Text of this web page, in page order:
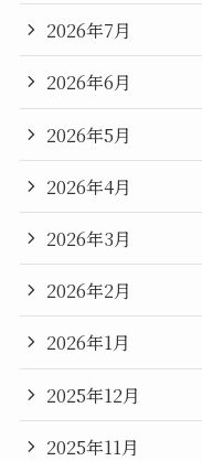
2026年7月
2026年6月
2026年5月
2026年4月
2026年3月
2026年2月
2026年1月
2025年12月
2025年11月